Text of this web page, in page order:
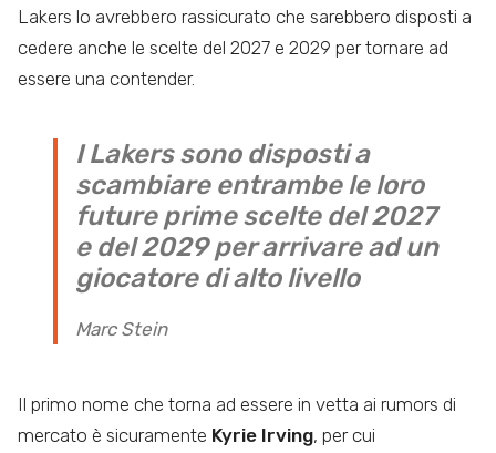
Lakers lo avrebbero rassicurato che sarebbero disposti a
cedere anche le scelte del 2027 e 2029 per tornare ad
essere una contender.
I Lakers sono disposti a
scambiare entrambe le loro
future prime scelte del 2027
e del 2029 per arrivare ad un
giocatore di alto livello
Marc Stein
Il primo nome che torna ad essere in vetta ai rumors di
mercato è sicuramente Kyrie Irving, per cui